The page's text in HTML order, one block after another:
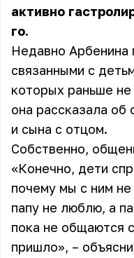
активно
го.
Недавно Арбенина
связанными с
которых раньше не
она рассказала
и сына с отцом.
Собственно,
«Конечно, дети
почему мы с ним
папу не люблю, а
пока не общаются
пришло», –